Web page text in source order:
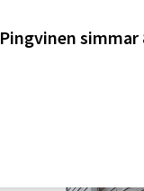
Pingvinen